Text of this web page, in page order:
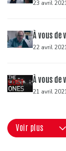
23 avril
À vous de
22 avril
À vous de
21 avril
Voir plus